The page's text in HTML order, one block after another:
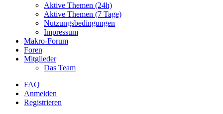
Aktive Themen (24h)
Aktive Themen (7 Tage)
Nutzungsbedingungen
Impressum
Makro-Forum
Foren
Mitglieder
Das Team
FAQ
Anmelden
Registrieren